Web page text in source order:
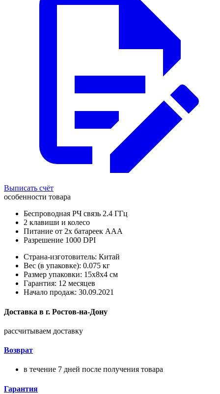
Выписать счёт
особенности товара
Беспроводная РЧ связь 2.4 ГГц
2 клавиши и колесо
Питание от 2х батареек ААА
Разрешение 1000 DPI
Страна-изготовитель: Китай
Вес (в упаковке): 0.075 кг
Размер упаковки: 15x8x4 см
Гарантия: 12 месяцев
Начало продаж: 30.09.2021
Доставка в г. Ростов-на-Дону
рассчитываем доставку
Возврат
в течение 7 дней после получения товара
Гарантия